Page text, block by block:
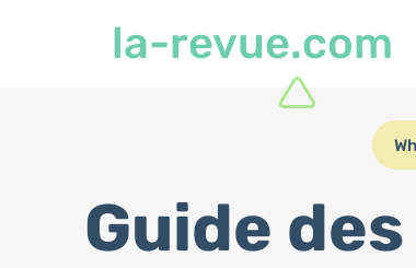
la-revue.com
Guide